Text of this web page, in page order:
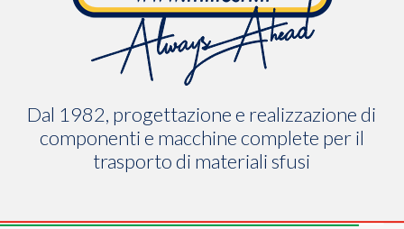
Dal 1982, progettazione e realizzazione di
componenti e macchine complete per il
trasporto di materiali sfusi